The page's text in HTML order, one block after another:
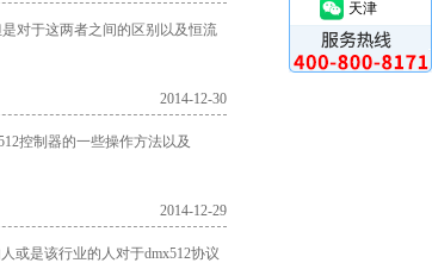
对于这两者之间的区别以及恒流
2014-12-30
控制器的一些操作方法以及
2014-12-29
或是该行业的人对于dmx512协议
天津